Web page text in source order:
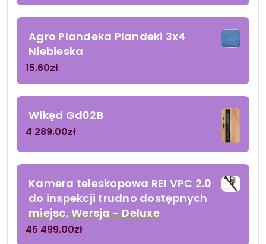
Agro Plandeka Plandeki 3x4
Niebieska
15.60zł
Wikęd Gd02B
4 289.00zł
Kamera teleskopowa REI VPC 2.0
do inspekcji trudno dostępnych
miejsc, Wersja - Deluxe
45 499.00zł